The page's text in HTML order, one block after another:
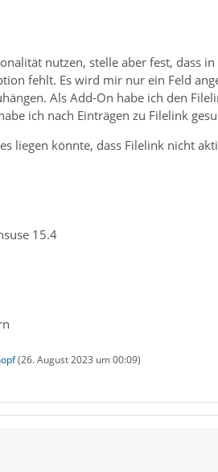
nutzen, stelle aber fest, dass
fehlt. Es wird mir nur ein Feld
Als Add-On habe ich den
ich nach Einträgen zu Filelink
liegen könnte, dass Filelink nicht
15.4
(26. August 2023 um 00:09)